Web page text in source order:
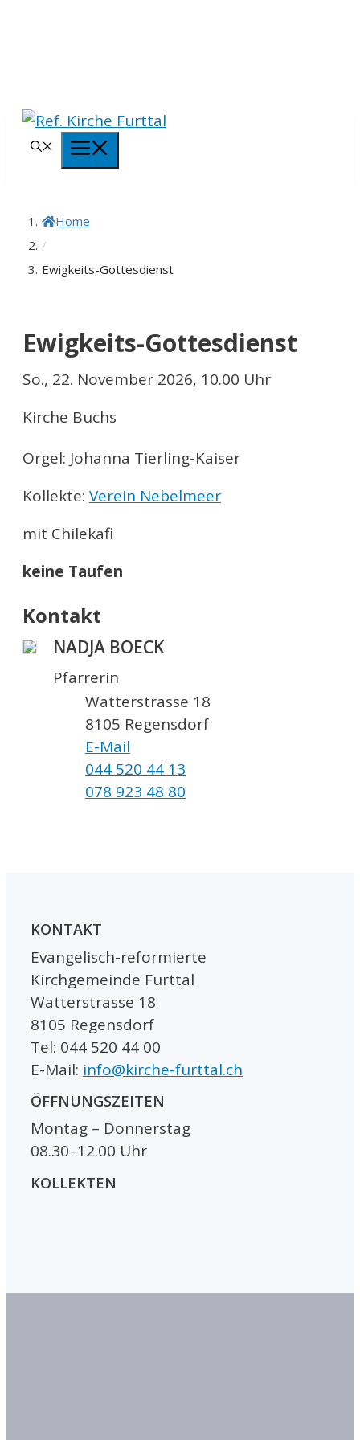
Home
/
Ewigkeits-Gottesdienst
Ewigkeits-Gottesdienst
So., 22. November 2026, 10.00 Uhr
Kirche Buchs
Orgel: Johanna Tierling-Kaiser
Kollekte: Verein Nebelmeer
mit Chilekafi
keine Taufen
Kontakt
NADJA BOECK
Pfarrerin
Watterstrasse 18
8105 Regensdorf
E-Mail
044 520 44 13
078 923 48 80
KONTAKT
Evangelisch-reformierte
Kirchgemeinde Furttal
Watterstrasse 18
8105 Regensdorf
Tel: 044 520 44 00
E-Mail: info@kirche-furttal.ch
ÖFFNUNGSZEITEN
Montag – Donnerstag
08.30–12.00 Uhr
KOLLEKTEN